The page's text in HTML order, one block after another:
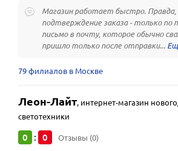
Магазин работает быстро. Правда,
подтверждение заказа - только по
письмо в почту, которое обычно
пришло только после отправки...
79 филиалов в Москве
Леон-Лайт, интернет-магазин
светотехники
0 : 0 Отзывы (0)